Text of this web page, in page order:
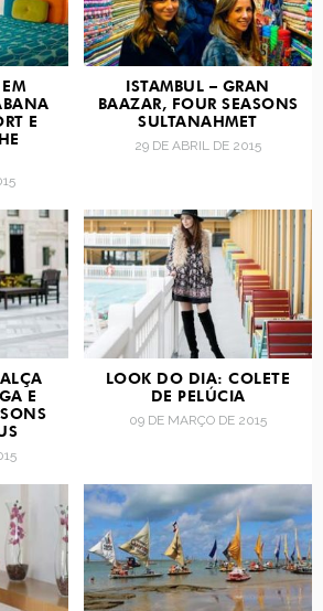
E
ISTAMBUL – GRAN
BAAZAR, FOUR SEASONS
SULTANAHMET
29 DE ABRIL DE 2015
E
LOOK DO DIA: COLETE
DE PELÚCIA
09 DE MARÇO DE 2015